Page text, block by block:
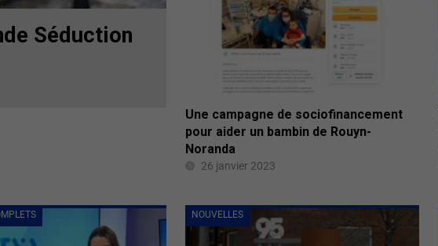
Séduction
Une campagne de sociofinancement
pour aider un bambin de Rouyn-
Noranda
26 janvier 2023
NOUVELLES